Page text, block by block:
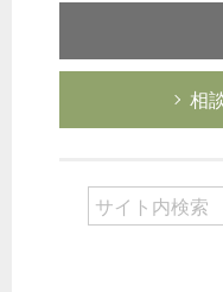
相
経営の
総務